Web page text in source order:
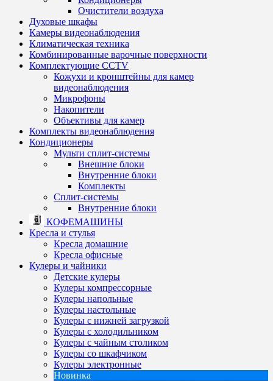
Очистители воздуха
Духовые шкафы
Камеры видеонаблюдения
Климатическая техника
Комбинированные варочные поверхности
Комплектующие CCTV
Кожухи и кронштейны для камер
видеонаблюдения
Микрофоны
Накопители
Объективы для камер
Комплекты видеонаблюдения
Кондиционеры
Мульти сплит-системы
Внешние блоки
Внутренние блоки
Комплекты
Сплит-системы
Внутренние блоки
КОФЕМАШИНЫ
Кресла и стулья
Кресла домашние
Кресла офисные
Кулеры и чайники
Детские кулеры
Кулеры компрессорные
Кулеры напольные
Кулеры настольные
Кулеры с нижней загрузкой
Кулеры с холодильником
Кулеры с чайным столиком
Кулеры со шкафчиком
Кулеры электронные
Новинка